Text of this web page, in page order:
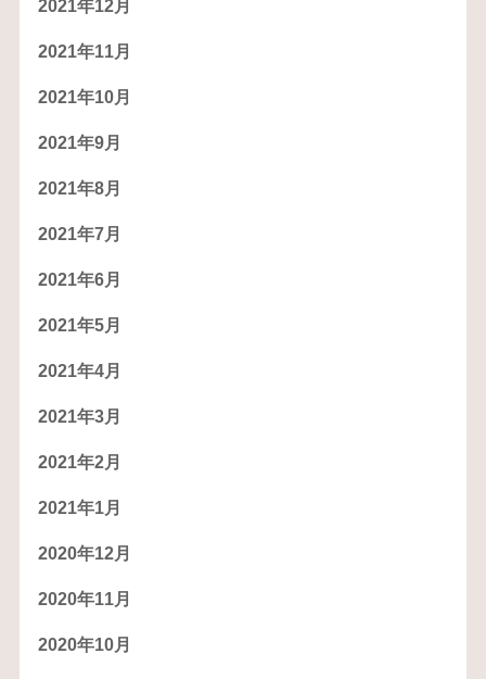
2021年12月
2021年11月
2021年10月
2021年9月
2021年8月
2021年7月
2021年6月
2021年5月
2021年4月
2021年3月
2021年2月
2021年1月
2020年12月
2020年11月
2020年10月